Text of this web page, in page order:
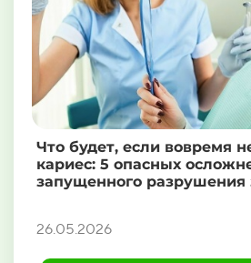
Что будет, если вовремя
кариес: 5 опасных
запущенного разрушения
26.05.2026